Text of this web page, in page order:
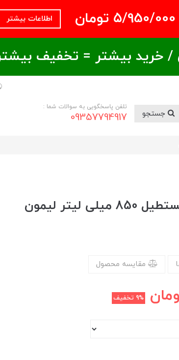
اطلاعات بیشتر
تلفن پاسخگویی به سوالات شما :
09357794917
لیمون
مقایسه محصول
9% تخفیف